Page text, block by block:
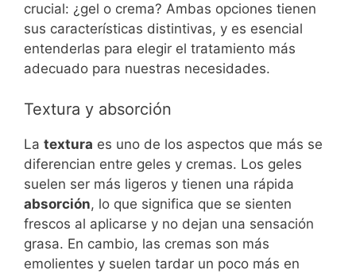
crucial: ¿gel o crema? Ambas opciones tienen
sus características distintivas, y es esencial
entenderlas para elegir el tratamiento más
adecuado para nuestras necesidades.
Textura y absorción
La textura es uno de los aspectos que más se
diferencian entre geles y cremas. Los geles
suelen ser más ligeros y tienen una rápida
absorción, lo que significa que se sienten
frescos al aplicarse y no dejan una sensación
grasa. En cambio, las cremas son más
emolientes y suelen tardar un poco más en